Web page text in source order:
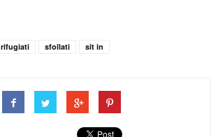
rifugiati sfollati sit in